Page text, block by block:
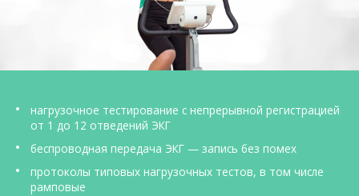
О компании
Карьера
нагрузочное тестирование с непрерывной регистрацией
от 1 до 12 отведений ЭКГ
беспроводная передача ЭКГ — запись без помех
протоколы типовых нагрузочных тестов, в том числе
рамповые